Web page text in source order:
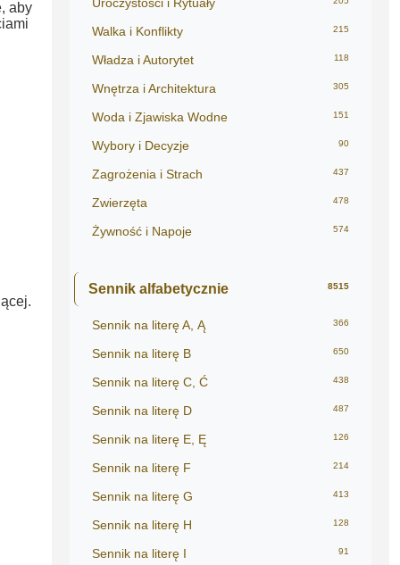
aby
Walka i Konflikty 215
Władza i Autorytet 118
Wnętrza i Architektura 305
Woda i Zjawiska Wodne 151
Wybory i Decyzje 90
Zagrożenia i Strach 437
Zwierzęta 478
Żywność i Napoje 574
Sennik alfabetycznie 8515
Sennik na literę A, Ą 366
Sennik na literę B 650
Sennik na literę C, Ć 438
Sennik na literę D 487
Sennik na literę E, Ę 126
Sennik na literę F 214
Sennik na literę G 413
Sennik na literę H 128
Sennik na literę I 91